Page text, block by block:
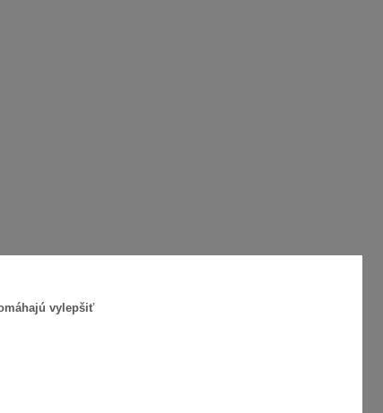
vylepšiť